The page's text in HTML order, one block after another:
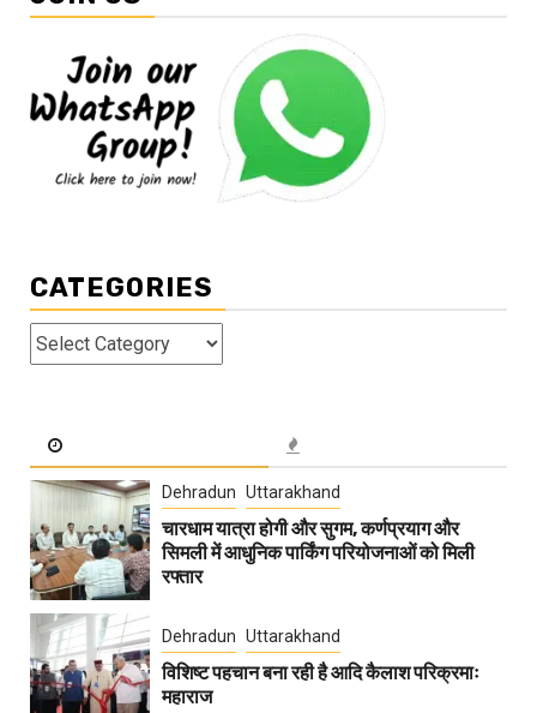
CATEGORIES
Categories
Dehradun Uttarakhand
चारधाम यात्रा होगी और सुगम, कर्णप्रयाग और
सिमली में आधुनिक पार्किंग परियोजनाओं को मिली
रफ्तार
Dehradun Uttarakhand
विशिष्ट पहचान बना रही है आदि कैलाश परिक्रमाः
महाराज